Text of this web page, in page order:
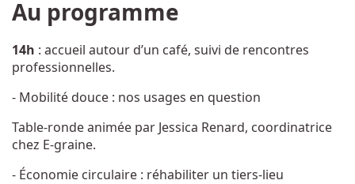
Au programme
14h : accueil autour d’un café, suivi de rencontres
professionnelles.
- Mobilité douce : nos usages en question
Table-ronde animée par Jessica Renard, coordinatrice
chez E-graine.
- Économie circulaire : réhabiliter un tiers-lieu